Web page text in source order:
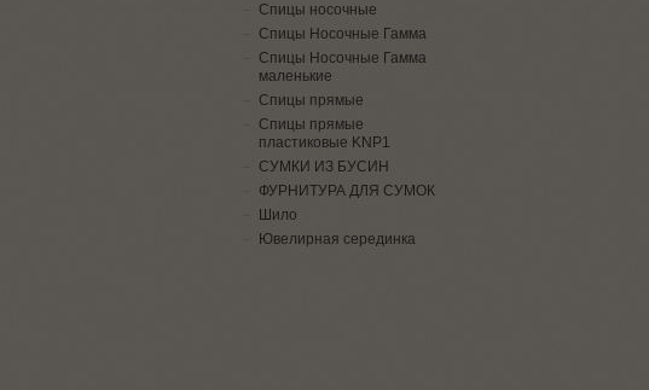
Спицы носочные
Спицы Носочные Гамма
Спицы Носочные Гамма
маленькие
Спицы прямые
Спицы прямые
пластиковые KNP1
СУМКИ ИЗ БУСИН
ФУРНИТУРА ДЛЯ СУМОК
Шило
Ювелирная серединка